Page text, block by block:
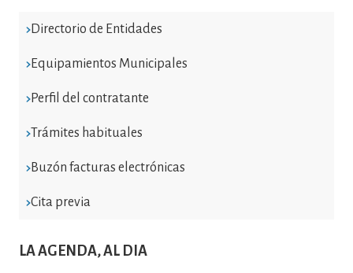
Directorio de Entidades
Equipamientos Municipales
Perfil del contratante
Trámites habituales
Buzón facturas electrónicas
Cita previa
LA AGENDA, AL DIA